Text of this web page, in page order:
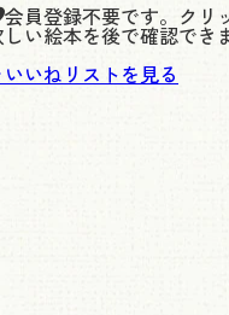
会員登録不要です。クリ
い絵本を後で確認でき
いいねリストを見る